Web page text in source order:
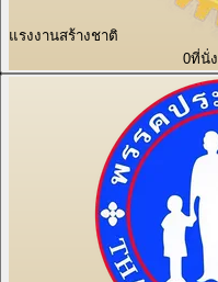
แรงงานสร้างชาติ
0ที่นั่ง